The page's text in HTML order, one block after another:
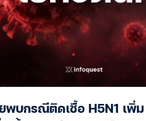
พบกรณีติดเชื้อ H5N1 เพิ่ม